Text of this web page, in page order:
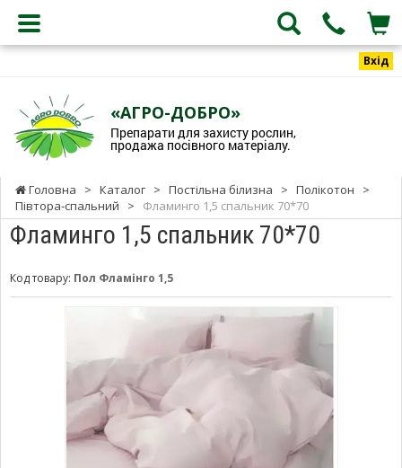
Вхід
«АГРО-ДОБРО»
Препарати для захисту рослин,
продажа посівного матеріалу.
Головна > Каталог > Постільна білизна > Полікотон
>
Півтора-спальний
> Фламинго 1,5 спальник 70*70
Фламинго 1,5 спальник 70*70
Код товару: Пол Фламінго 1,5